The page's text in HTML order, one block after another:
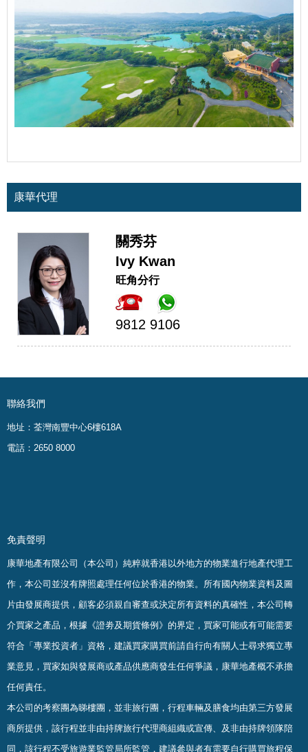
康華代理
關秀芬
Ivy Kwan
旺角分行
9812 9106
聯絡我們
地址：荃灣南豐中心6樓618A
電話：2650 8000
免責聲明
康華地產有限公司（本公司）純粹就香港以外地方的物業進行地產代理工
作，本公司並沒有牌照處理任何位於香港的物業。 所有國內物業資料及圖
片由發展商提供，顧客必須親自審查或決定所有資料的真確性 ， 本公司轉
介買家之產品，根據《證劵及期貨條例》的界定，買家可能或有可能需要
符合「專業投資者」資格，建議買家購買前請自行向有關人士尋求獨立專
業意見，買家如與發展商或產品供應商發生任何爭議，康華地產概不承擔
任何責任。
本公司的考察團為睇樓團，並非旅行團，行程車輛及膳食均由第三方發展
商所提供，該行程並非由持牌旅行代理商組織或宣傳、及非由持牌領隊陪
同，該行程不受旅遊業監管局所監管，建議參與者有需要自行購買旅程保